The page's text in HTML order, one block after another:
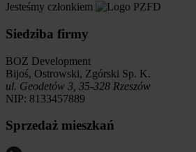
Jesteśmy członkiem
Siedziba firmy
BOZ Development
Bijoś, Ostrowski, Zgórski Sp. K.
ul. Geodetów 3, 35-328 Rzeszów
NIP: 8133457889
Sprzedaż mieszkań